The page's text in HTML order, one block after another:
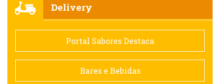
Comida saudável
Contemporânea
Delivery
Portal Sabores Destaca
Bares e Bebidas